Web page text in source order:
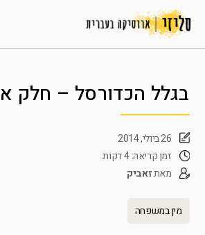
בגלל הכדורסל – חלק א
26 ביולי, 2014
זמן קריאה: 4 דקות
מאתזאביק
מין במשפחה